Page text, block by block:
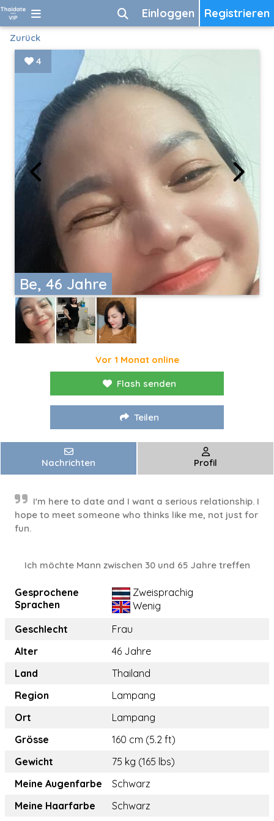
Registrieren
Einloggen
Zurück
Be, 46 Jahre
4
Vor 1 Monat online
Flash senden
Teilen
Nachrichten Profil
I'm here to date and I want a serious relationship. I
hope to meet someone who thinks like me, not just for
fun.
Ich möchte Mann zwischen 30 und 65 Jahre treffen
Gesprochene
Sprachen
Zweisprachig
Wenig
Geschlecht
Frau
Alter
46 Jahre
Land
Thailand
Region
Lampang
Ort
Lampang
Grösse
160 cm (5.2 ft)
Gewicht
75 kg (165 lbs)
Meine Augenfarbe
Schwarz
Meine Haarfarbe
Schwarz